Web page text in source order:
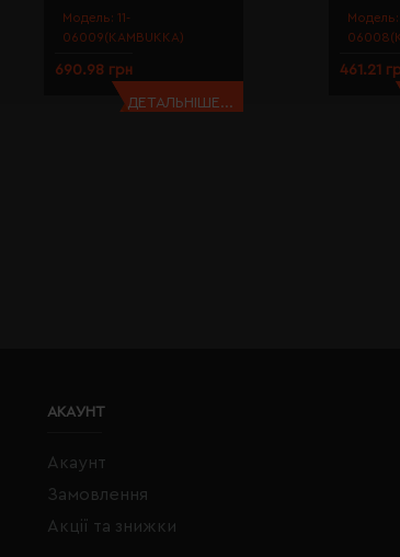
Модель: 11-
06009(KAMBUKKA)
690.98 грн
ДЕТАЛЬНІШЕ...
Модель:
461.21
АКАУНТ
Акаунт
Замовлення
Акції та знижки